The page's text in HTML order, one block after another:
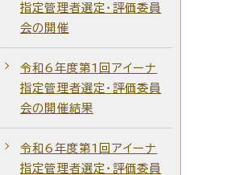
指定管理者選定・評価委員
会の開催
令和6年度第1回アイーナ
指定管理者選定・評価委員
会の開催結果
令和6年度第1回アイーナ
指定管理者選定・評価委員